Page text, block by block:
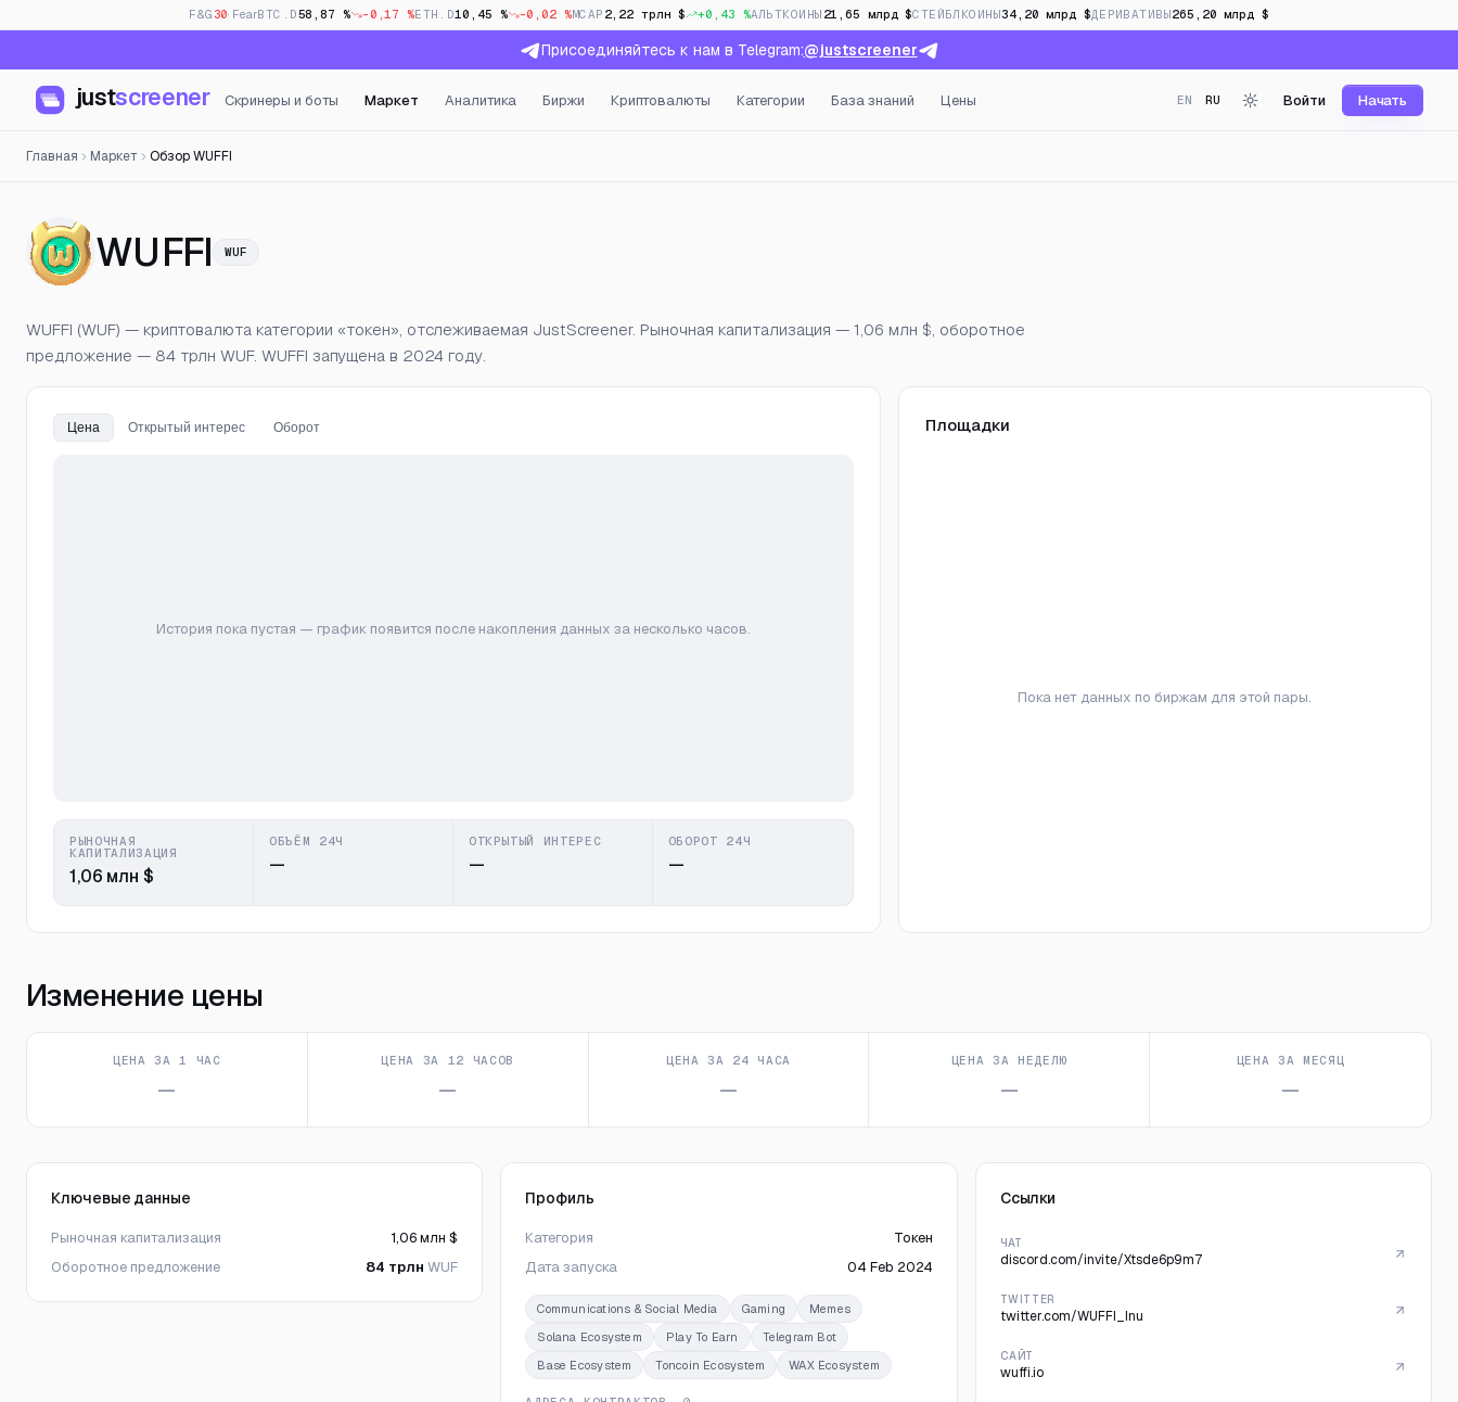
F&G 30· FearBTC.D58,87 % -0,17 %ETH.D10,45 % -0,02 %MCAP 2,22 трлн $ +0,43 %АЛЬТКОИНЫ 21,65 млрд $СТЕЙБЛКОИНЫ34,20 млрд $ДЕРИВАТИВЫ265,20 млрд $
Присоединяйтесь к нам в Telegram:@justscreener
justscreener Скринеры и боты Маркет Аналитика Биржи Криптовалюты Категории База знаний Цены EN RU Войти Начать
Главная Маркет Обзор WUFFI
WUFFI — Цена, открытый интерес и фандинг в реальном времени
WUF
WUFFI (WUF) — криптовалюта категории «токен», отслеживаемая JustScreener. Рыночная капитализация — 1,06 млн $, оборотное
предложение — 84 трлн WUF. WUFFI запущена в 2024 году.
Цена Открытый интерес Оборот
История пока пустая — график появится после накопления данных за несколько часов.
РЫНОЧНАЯ
КАПИТАЛИЗАЦИЯ
1,06 млн $
ОБЪЁМ 24Ч
—
ОТКРЫТЫЙ ИНТЕРЕС
—
ОБОРОТ 24Ч
—
Площадки
Пока нет данных по биржам для этой пары.
Изменение цены
ЦЕНА ЗА 1 ЧАС
—
ЦЕНА ЗА 12 ЧАСОВ
—
ЦЕНА ЗА 24 ЧАСА
—
ЦЕНА ЗА НЕДЕЛЮ
—
ЦЕНА ЗА МЕСЯЦ
—
Ключевые данные
Рыночная капитализация
1,06 млн $
Оборотное предложение
84 трлн WUF
Профиль
Категория
Токен
Дата запуска
04 Feb 2024
Communications & Social Media Gaming
Memes
Solana Ecosystem
Play To Earn
Telegram Bot
Base Ecosystem
Toncoin Ecosystem WAX Ecosystem
Ссылки
ЧАТ
discord.com/invite/Xtsde6p9m7
TWITTER
twitter.com/WUFFI_Inu
САЙТ
wuffi.io